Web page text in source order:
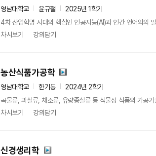
영남대학교 윤규철
2025년 1학기
4차 산업혁명 시대의 핵심인 인공지능(AI)과 인간 언어와의
차시보기
강의담기
농산식품가공학
영남대학교 한기동
2024년 2학기
곡물류, 과실류, 채소류, 유량종실류 등 식물성 식품의 가공
차시보기
강의담기
신경생리학